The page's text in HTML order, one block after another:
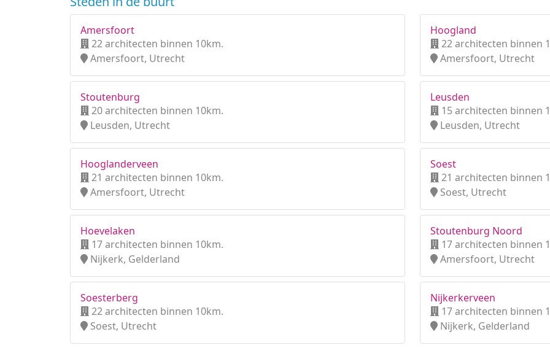
Amersfoort
22 architecten binnen 10km.
Amersfoort, Utrecht
Hoogland
22 architecten binnen
Amersfoort, Utrecht
Stoutenburg
20 architecten binnen 10km.
Leusden, Utrecht
Leusden
15 architecten binnen
Leusden, Utrecht
Hooglanderveen
21 architecten binnen 10km.
Amersfoort, Utrecht
Soest
21 architecten binnen
Soest, Utrecht
Hoevelaken
17 architecten binnen 10km.
Nijkerk, Gelderland
Stoutenburg Noord
17 architecten binnen
Amersfoort, Utrecht
Soesterberg
22 architecten binnen 10km.
Soest, Utrecht
Nijkerkerveen
17 architecten binnen
Nijkerk, Gelderland